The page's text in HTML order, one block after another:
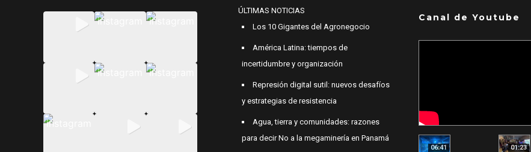
ÚLTIMAS NOTICIAS
Los 10 Gigantes del Agronegocio
América Latina: tiempos de
incertidumbre y organización
Represión digital sutil: nuevos desafíos
y estrategias de resistencia
Agua, tierra y comunidades: razones
para decir No a la megaminería en Panamá
Canal de Youtube
06:41 01:23